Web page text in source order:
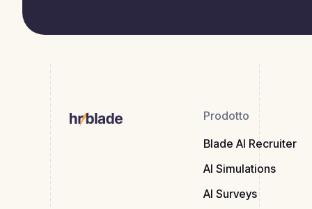
Prodotto
Blade AI Recruiter
AI Simulations
AI Surveys